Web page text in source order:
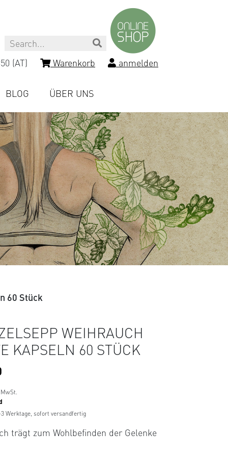
Search
(AT)
Warenkorb anmelden
BLOG ÜBER UNS
60 Stück
WEIHRAUCH
KAPSELN 60 STÜCK
Werktage, sofort versandfertig
trägt zum Wohlbefinden der Gelenke